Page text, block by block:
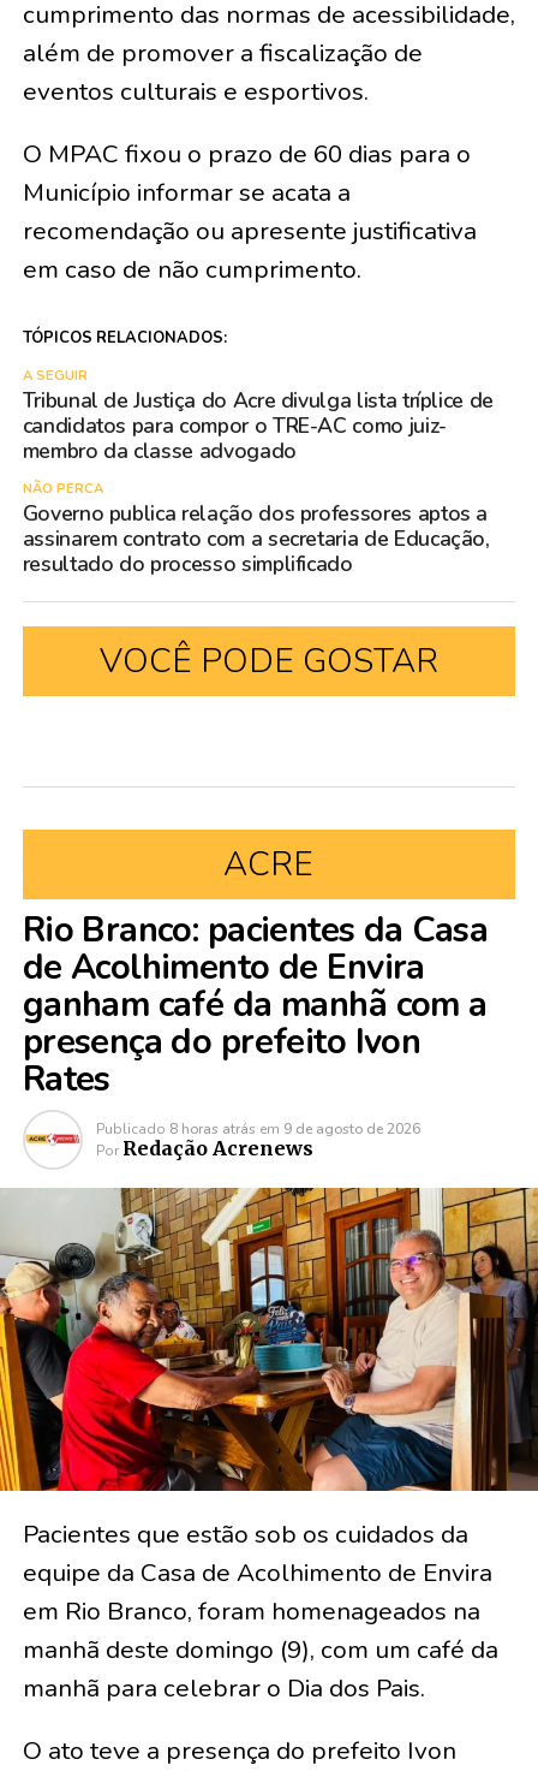
cumprimento das normas de acessibilidade,
além de promover a fiscalização de
eventos culturais e esportivos.
O MPAC fixou o prazo de 60 dias para o
Município informar se acata a
recomendação ou apresente justificativa
em caso de não cumprimento.
TÓPICOS RELACIONADOS:
A SEGUIR
Tribunal de Justiça do Acre divulga lista tríplice de
candidatos para compor o TRE-AC como juiz-
membro da classe advogado
NÃO PERCA
Governo publica relação dos professores aptos a
assinarem contrato com a secretaria de Educação,
resultado do processo simplificado
VOCÊ PODE GOSTAR
ACRE
Rio Branco: pacientes da Casa
de Acolhimento de Envira
ganham café da manhã com a
presença do prefeito Ivon
Rates
Publicado 8 horas atrás em 9 de agosto de 2026
Por Redação Acrenews
Pacientes que estão sob os cuidados da
equipe da Casa de Acolhimento de Envira
em Rio Branco, foram homenageados na
manhã deste domingo (9), com um café da
manhã para celebrar o Dia dos Pais.
O ato teve a presença do prefeito Ivon